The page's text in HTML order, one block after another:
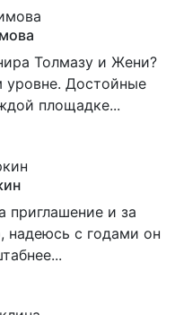
Толмазу и Жени?
Достойные
площадке...
приглашение и за
надеюсь с годами он